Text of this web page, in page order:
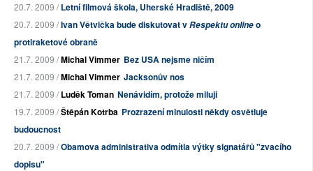
20.7. 2009 /Letní filmová škola, Uherské Hradiště, 2009
20.7. 2009 /Ivan Větvička bude diskutovat vRespektu onlineo
protiraketové obraně
21.7. 2009 /Michal Vimmer Bez USA nejsme ničím
21.7. 2009 /Michal Vimmer Jacksonův nos
21.7. 2009 /Luděk Toman Nenávidím, protože miluji
19.7. 2009 /Štěpán Kotrba Prozrazení minulosti někdy osvětluje
budoucnost
20.7. 2009 /Obamova administrativa odmítla výtky signatářů "zvacího
dopisu"